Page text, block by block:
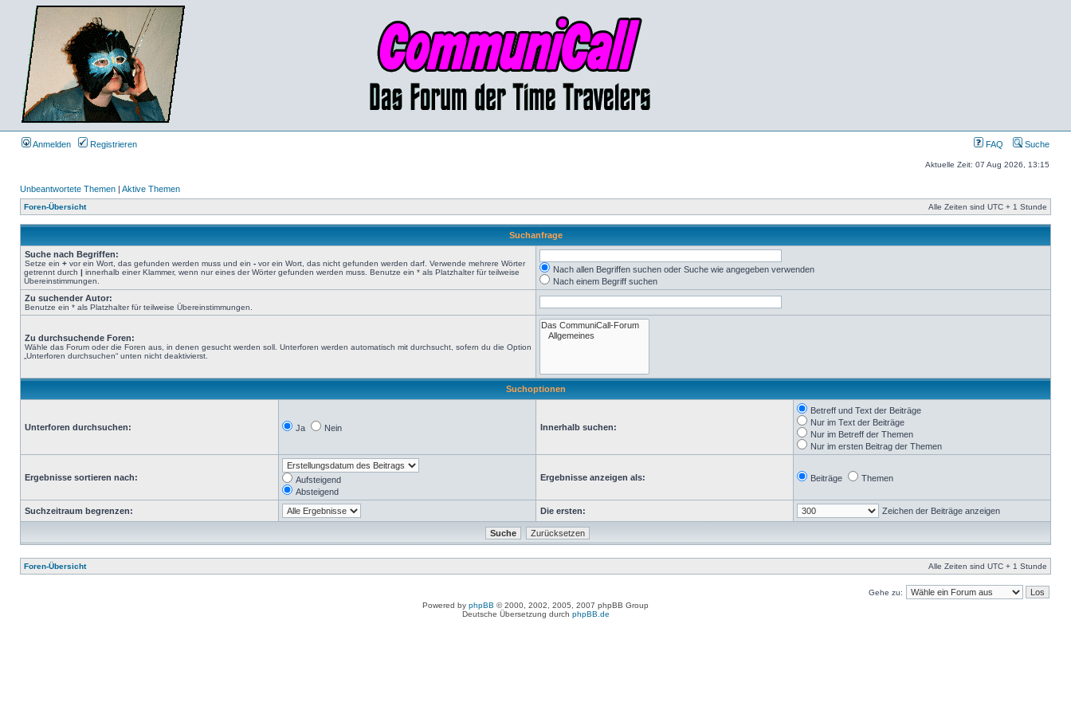
Anmelden Registrieren FAQ Suche
Aktuelle Zeit: 07 Aug 2026, 13:15
Unbeantwortete Themen | Aktive Themen
Foren-Übersicht Alle Zeiten sind UTC + 1 Stunde
Suchanfrage
Suche nach Begriffen:
Setze ein + vor ein Wort, das gefunden werden muss und ein - vor ein Wort, das nicht gefunden werden darf. Verwende mehrere Wörter
getrennt durch | innerhalb einer Klammer, wenn nur eines der Wörter gefunden werden muss. Benutze ein * als Platzhalter für teilweise
Übereinstimmungen.
Nach allen Begriffen suchen oder Suche wie angegeben verwenden
Nach einem Begriff suchen
Zu suchender Autor:
Benutze ein * als Platzhalter für teilweise Übereinstimmungen.
Zu durchsuchende Foren:
Wähle das Forum oder die Foren aus, in denen gesucht werden soll. Unterforen werden automatisch mit durchsucht, sofern du die Option
„Unterforen durchsuchen“ unten nicht deaktivierst.
Suchoptionen
Unterforen durchsuchen: Ja Nein Innerhalb suchen:
Betreff und Text der Beiträge
Nur im Text der Beiträge
Nur im Betreff der Themen
Nur im ersten Beitrag der Themen
Ergebnisse sortieren nach:
Aufsteigend
Absteigend
Ergebnisse anzeigen als: Beiträge Themen
Suchzeitraum begrenzen: Die ersten: Zeichen der Beiträge anzeigen
Foren-Übersicht Alle Zeiten sind UTC + 1 Stunde
Gehe zu:
Powered by phpBB © 2000, 2002, 2005, 2007 phpBB Group
Deutsche Übersetzung durch phpBB.de